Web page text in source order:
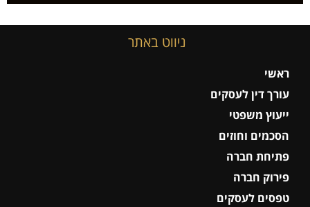
ניווט באתר
ראשי
עורך דין לעסקים
ייעוץ משפטי
הסכמים וחוזים
פתיחת חברה
פירוק חברה
טפסים לעסקים